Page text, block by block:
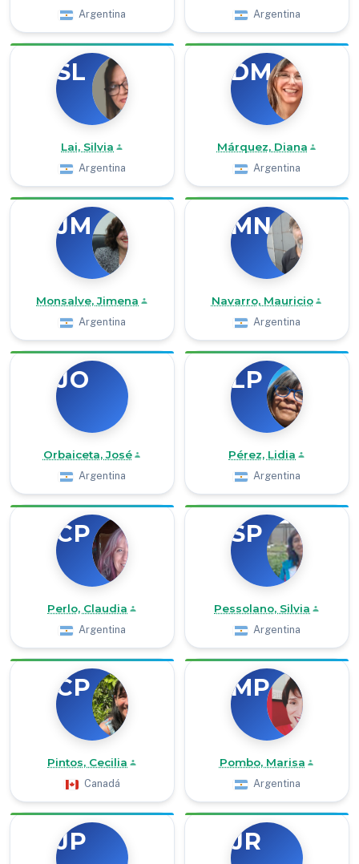
Argentina Argentina
SL
Lai, Silvia
Argentina
DM
Márquez, Diana
Argentina
JM
Monsalve, Jimena
Argentina
MN
Navarro, Mauricio
Argentina
JO
Orbaiceta, José
Argentina
LP
Pérez, Lidia
Argentina
CP
Perlo, Claudia
Argentina
SP
Pessolano, Silvia
Argentina
CP
Pintos, Cecilia
Canadá
MP
Pombo, Marisa
Argentina
JP JR